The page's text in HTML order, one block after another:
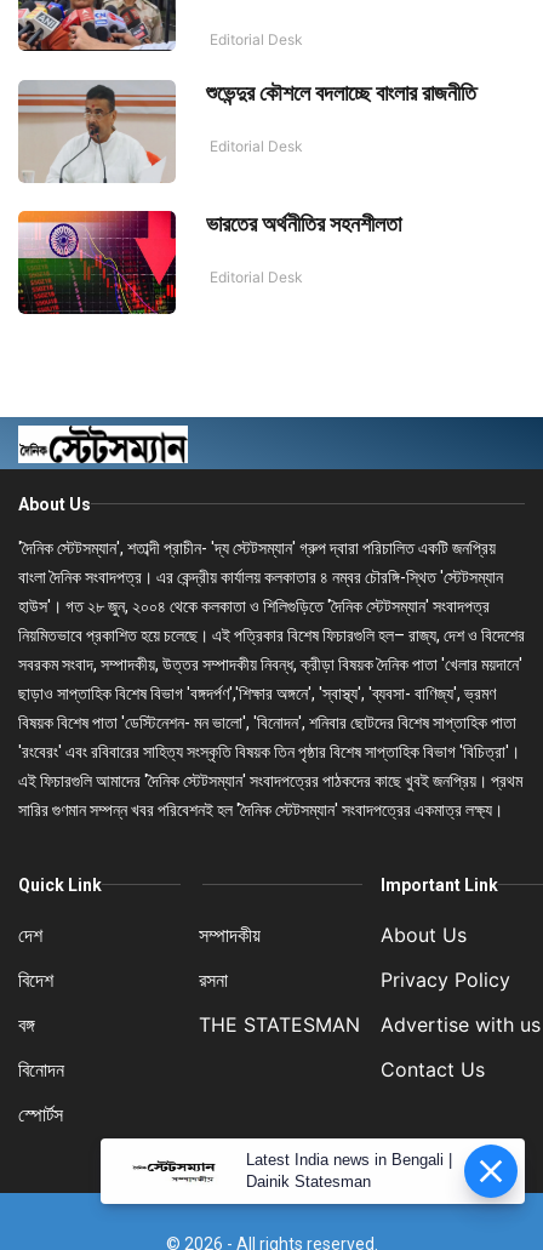
Editorial Desk
শুভেন্দুর কৌশলে বদলাচ্ছে বাংলার রাজনীতি
Editorial Desk
ভারতের অর্থনীতির সহনশীলতা
Editorial Desk
About Us
'দৈনিক স্টেটসম্যান', শতাব্দী প্রাচীন- 'দ্য স্টেটসম্যান' গ্রুপ দ্বারা পরিচালিত একটি জনপ্রিয়
বাংলা দৈনিক সংবাদপত্র। এর কেন্দ্রীয় কার্যালয় কলকাতার ৪ নম্বর চৌরঙ্গি-স্থিত 'স্টেটসম্যান
হাউস'। গত ২৮ জুন, ২০০৪ থেকে কলকাতা ও শিলিগুড়িতে 'দৈনিক স্টেটসম্যান' সংবাদপত্র
নিয়মিতভাবে প্রকাশিত হয়ে চলেছে। এই পত্রিকার বিশেষ ফিচারগুলি হল– রাজ্য, দেশ ও বিদেশের
সবরকম সংবাদ, সম্পাদকীয়, উত্তর সম্পাদকীয় নিবন্ধ, ক্রীড়া বিষয়ক দৈনিক পাতা 'খেলার ময়দানে'
ছাড়াও সাপ্তাহিক বিশেষ বিভাগ 'বঙ্গদর্পণ','শিক্ষার অঙ্গনে', 'স্বাস্থ্য', 'ব্যবসা- বাণিজ্য', ভ্রমণ
বিষয়ক বিশেষ পাতা 'ডেস্টিনেশন- মন ভালো', 'বিনোদন', শনিবার ছোটদের বিশেষ সাপ্তাহিক পাতা
'রংবেরং' এবং রবিবারের সাহিত্য সংস্কৃতি বিষয়ক তিন পৃষ্ঠার বিশেষ সাপ্তাহিক বিভাগ 'বিচিত্রা'।
এই ফিচারগুলি আমাদের 'দৈনিক স্টেটসম্যান' সংবাদপত্রের পাঠকদের কাছে খুবই জনপ্রিয়। প্রথম
সারির গুণমান সম্পন্ন খবর পরিবেশনই হল 'দৈনিক স্টেটসম্যান' সংবাদপত্রের একমাত্র লক্ষ্য।
Quick Link
দেশ
বিদেশ
বঙ্গ
বিনোদন
স্পোর্টস
সম্পাদকীয়
রসনা
THE STATESMAN
Important Link
About Us
Privacy Policy
Advertise with us
Contact Us
© 2026 - All rights reserved.
Latest India news in Bengali |
Dainik Statesman